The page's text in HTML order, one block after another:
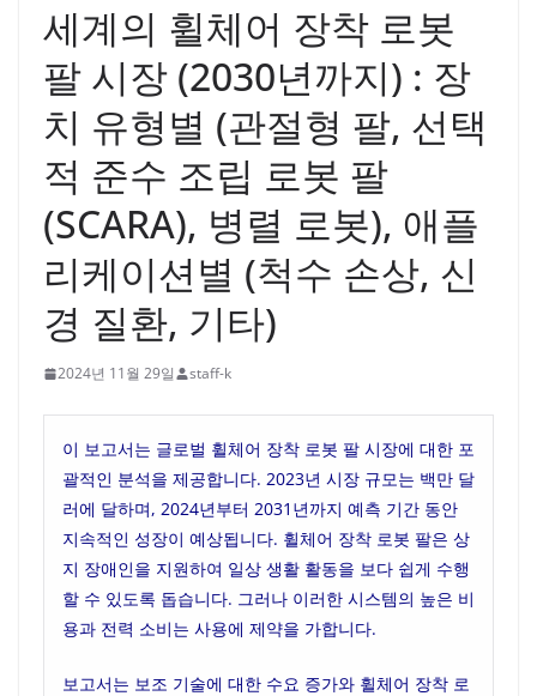
세계의 휠체어 장착 로봇
팔 시장 (2030년까지) : 장
치 유형별 (관절형 팔, 선택
적 준수 조립 로봇 팔
(SCARA), 병렬 로봇), 애플
리케이션별 (척수 손상, 신
경 질환, 기타)
2024년 11월 29일 staff-k
이 보고서는 글로벌 휠체어 장착 로봇 팔 시장에 대한 포
괄적인 분석을 제공합니다. 2023년 시장 규모는 백만 달
러에 달하며, 2024년부터 2031년까지 예측 기간 동안
지속적인 성장이 예상됩니다. 휠체어 장착 로봇 팔은 상
지 장애인을 지원하여 일상 생활 활동을 보다 쉽게 수행
할 수 있도록 돕습니다. 그러나 이러한 시스템의 높은 비
용과 전력 소비는 사용에 제약을 가합니다.
보고서는 보조 기술에 대한 수요 증가와 휠체어 장착 로